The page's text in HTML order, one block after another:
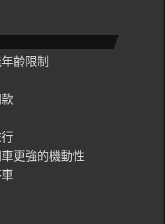
齡限制
更強的機動性